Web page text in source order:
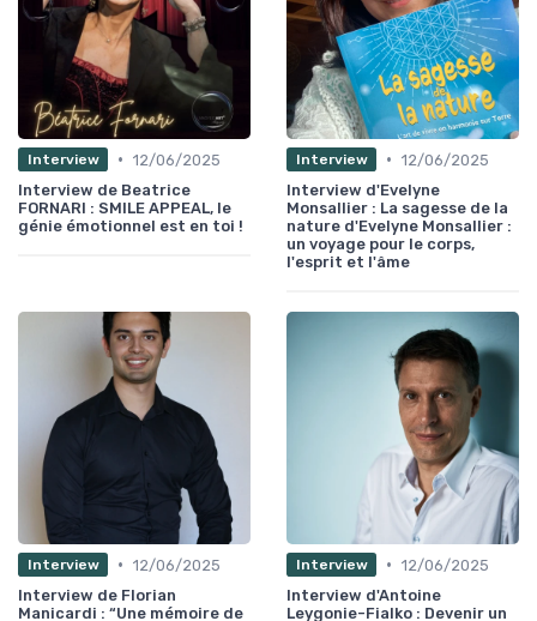
Interview • 12/06/2025
Interview de Beatrice
FORNARI : SMILE APPEAL, le
génie émotionnel est en toi !
Interview • 12/06/2025
Interview d'Evelyne
Monsallier : La sagesse de la
nature d'Evelyne Monsallier :
un voyage pour le corps,
l'esprit et l'âme
Interview • 12/06/2025
Interview de Florian
Manicardi : “Une mémoire de
Interview • 12/06/2025
Interview d'Antoine
Leygonie-Fialko : Devenir un